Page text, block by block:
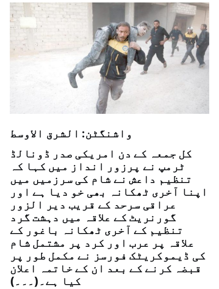
واشنگٹن: الشرق الاوسط
کل جمعہ کے دن امریکی صدر ڈونالڈ
ٹرمپ نے پرزور انداز میں کہا کہ
تنظیم داعش نے شام کی سرزمیں میں
اپنا آخری ٹھکانہ بھی خو دیا ہے اور
عراقی سرحد کے قریب دیر الزور
گورنریٹ کے علاقہ میں دہشت گرد
تنظیم کے آخری ٹھکانہ باغور کے
علاقہ پر عرب اور کرد پر مشتمل شام
کی ڈیموکریٹک فورسز نے مکمل طور پر
قبضہ کرنے کے بعد ان کے خاتمہ اعلان
کیا ہے۔(۔۔۔)